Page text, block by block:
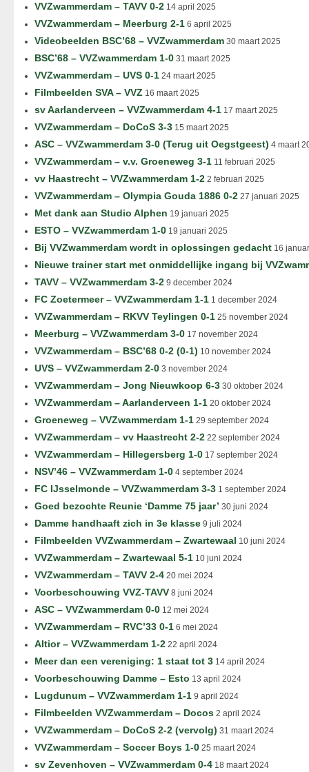
VVZwammerdam – TAVV 0-2 14 april 2025
VVZwammerdam – Meerburg 2-1 6 april 2025
Videobeelden BSC’68 – VVZwammerdam 30 maart 2025
BSC’68 – VVZwammerdam 1-0 31 maart 2025
VVZwammerdam – UVS 0-1 24 maart 2025
Filmbeelden SVA – VVZ 16 maart 2025
sv Aarlanderveen – VVZwammerdam 4-1 17 maart 2025
VVZwammerdam – DoCoS 3-3 15 maart 2025
ASC – VVZwammerdam 3-0 (Terug uit Oegstgeest) 4 maart
VVZwammerdam – v.v. Groeneweg 3-1 11 februari 2025
vv Haastrecht – VVZwammerdam 1-2 2 februari 2025
VVZwammerdam – Olympia Gouda 1886 0-2 27 januari 2025
Met dank aan Studio Alphen 19 januari 2025
ESTO – VVZwammerdam 1-0 19 januari 2025
Bij VVZwammerdam wordt in oplossingen gedacht 16
Nieuwe trainer start met onmiddellijke ingang bij
TAVV – VVZwammerdam 3-2 9 december 2024
FC Zoetermeer – VVZwammerdam 1-1 1 december 2024
VVZwammerdam – RKVV Teylingen 0-1 25 november 2024
Meerburg – VVZwammerdam 3-0 17 november 2024
VVZwammerdam – BSC’68 0-2 (0-1) 10 november 2024
UVS – VVZwammerdam 2-0 3 november 2024
VVZwammerdam – Jong Nieuwkoop 6-3 30 oktober 2024
VVZwammerdam – Aarlanderveen 1-1 20 oktober 2024
Groeneweg – VVZwammerdam 1-1 29 september 2024
VVZwammerdam – vv Haastrecht 2-2 22 september 2024
VVZwammerdam – Hillegersberg 1-0 17 september 2024
NSV’46 – VVZwammerdam 1-0 4 september 2024
FC IJsselmonde – VVZwammerdam 3-3 1 september 2024
Goed bezochte Reunie ‘Damme 75 jaar’ 30 juni 2024
Damme handhaaft zich in 3e klasse 9 juli 2024
Filmbeelden VVZwammerdam – Zwartewaal 10 juni 2024
VVZwammerdam – Zwartewaal 5-1 10 juni 2024
VVZwammerdam – TAVV 2-4 20 mei 2024
Voorbeschouwing VVZ-TAVV 8 juni 2024
ASC – VVZwammerdam 0-0 12 mei 2024
VVZwammerdam – RVC’33 0-1 6 mei 2024
Altior – VVZwammerdam 1-2 22 april 2024
Meer dan een vereniging: 1 staat tot 3 14 april 2024
Voorbeschouwing Damme – Esto 13 april 2024
Lugdunum – VVZwammerdam 1-1 9 april 2024
Filmbeelden VVZwammerdam – Docos 2 april 2024
VVZwammerdam – DoCoS 2-2 (vervolg) 31 maart 2024
VVZwammerdam – Soccer Boys 1-0 25 maart 2024
sv Zevenhoven – VVZwammerdam 0-4 18 maart 2024